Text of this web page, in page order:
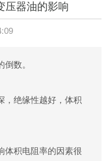
压器油的影响
数。
，绝缘性越好，体积
体积电阻率的因素很